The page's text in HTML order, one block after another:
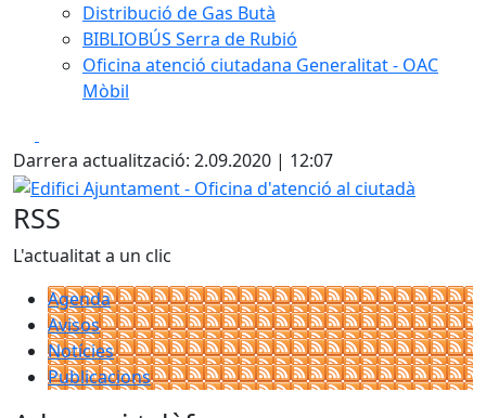
Distribució de Gas Butà
BIBLIOBÚS Serra de Rubió
Oficina atenció ciutadana Generalitat - OAC
Mòbil
Darrera actualització: 2.09.2020 | 12:07
Edifici Ajuntament - Oficina d'atenció al ciutadà
RSS
L'actualitat a un clic
Agenda
Avisos
Notícies
Publicacions